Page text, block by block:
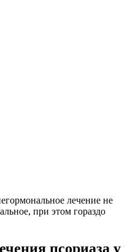
лечение не
при этом гораздо
псориаза у